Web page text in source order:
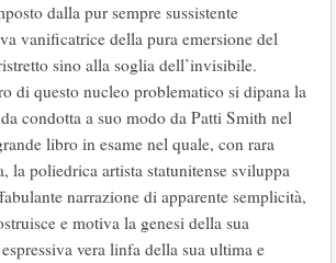
dalla pur sempre sussistente
vanificatrice della pura emersione del
sino alla soglia dell’invisibile.
di questo nucleo problematico si dipana la
condotta a suo modo da Patti Smith nel
libro in esame nel quale, con rara
la poliedrica artista statunitense sviluppa
narrazione di apparente semplicità,
e motiva la genesi della sua
vera linfa della sua ultima e